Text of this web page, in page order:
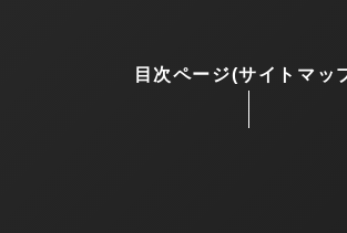
目次ページ(サイトマッ